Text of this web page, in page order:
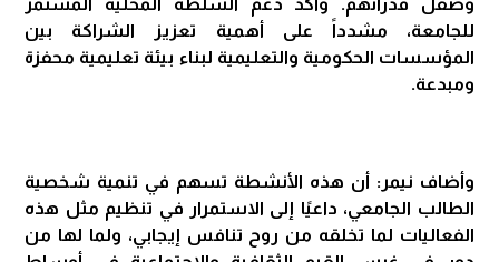
للجامعة، مشدداً على أهمية تعزيز الشراكة بين
المؤسسات الحكومية والتعليمية لبناء بيئة تعليمية محفزة
ومبدعة.
وأضاف نيمر: أن هذه الأنشطة تسهم في تنمية شخصية
الطالب الجامعي، داعيًا إلى الاستمرار في تنظيم مثل هذه
الفعاليات لما تخلقه من روح تنافس إيجابي، ولما لها من